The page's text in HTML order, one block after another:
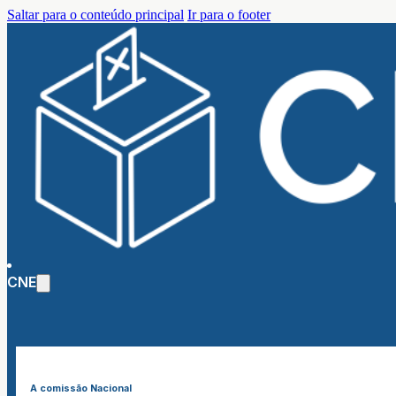
Saltar para o conteúdo principal Ir para o footer
CNE
A comissão Nacional